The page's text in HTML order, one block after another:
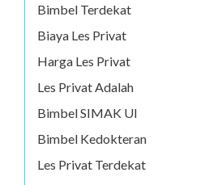
Bimbel Terdekat
Biaya Les Privat
Harga Les Privat
Les Privat Adalah
Bimbel SIMAK UI
Bimbel Kedokteran
Les Privat Terdekat